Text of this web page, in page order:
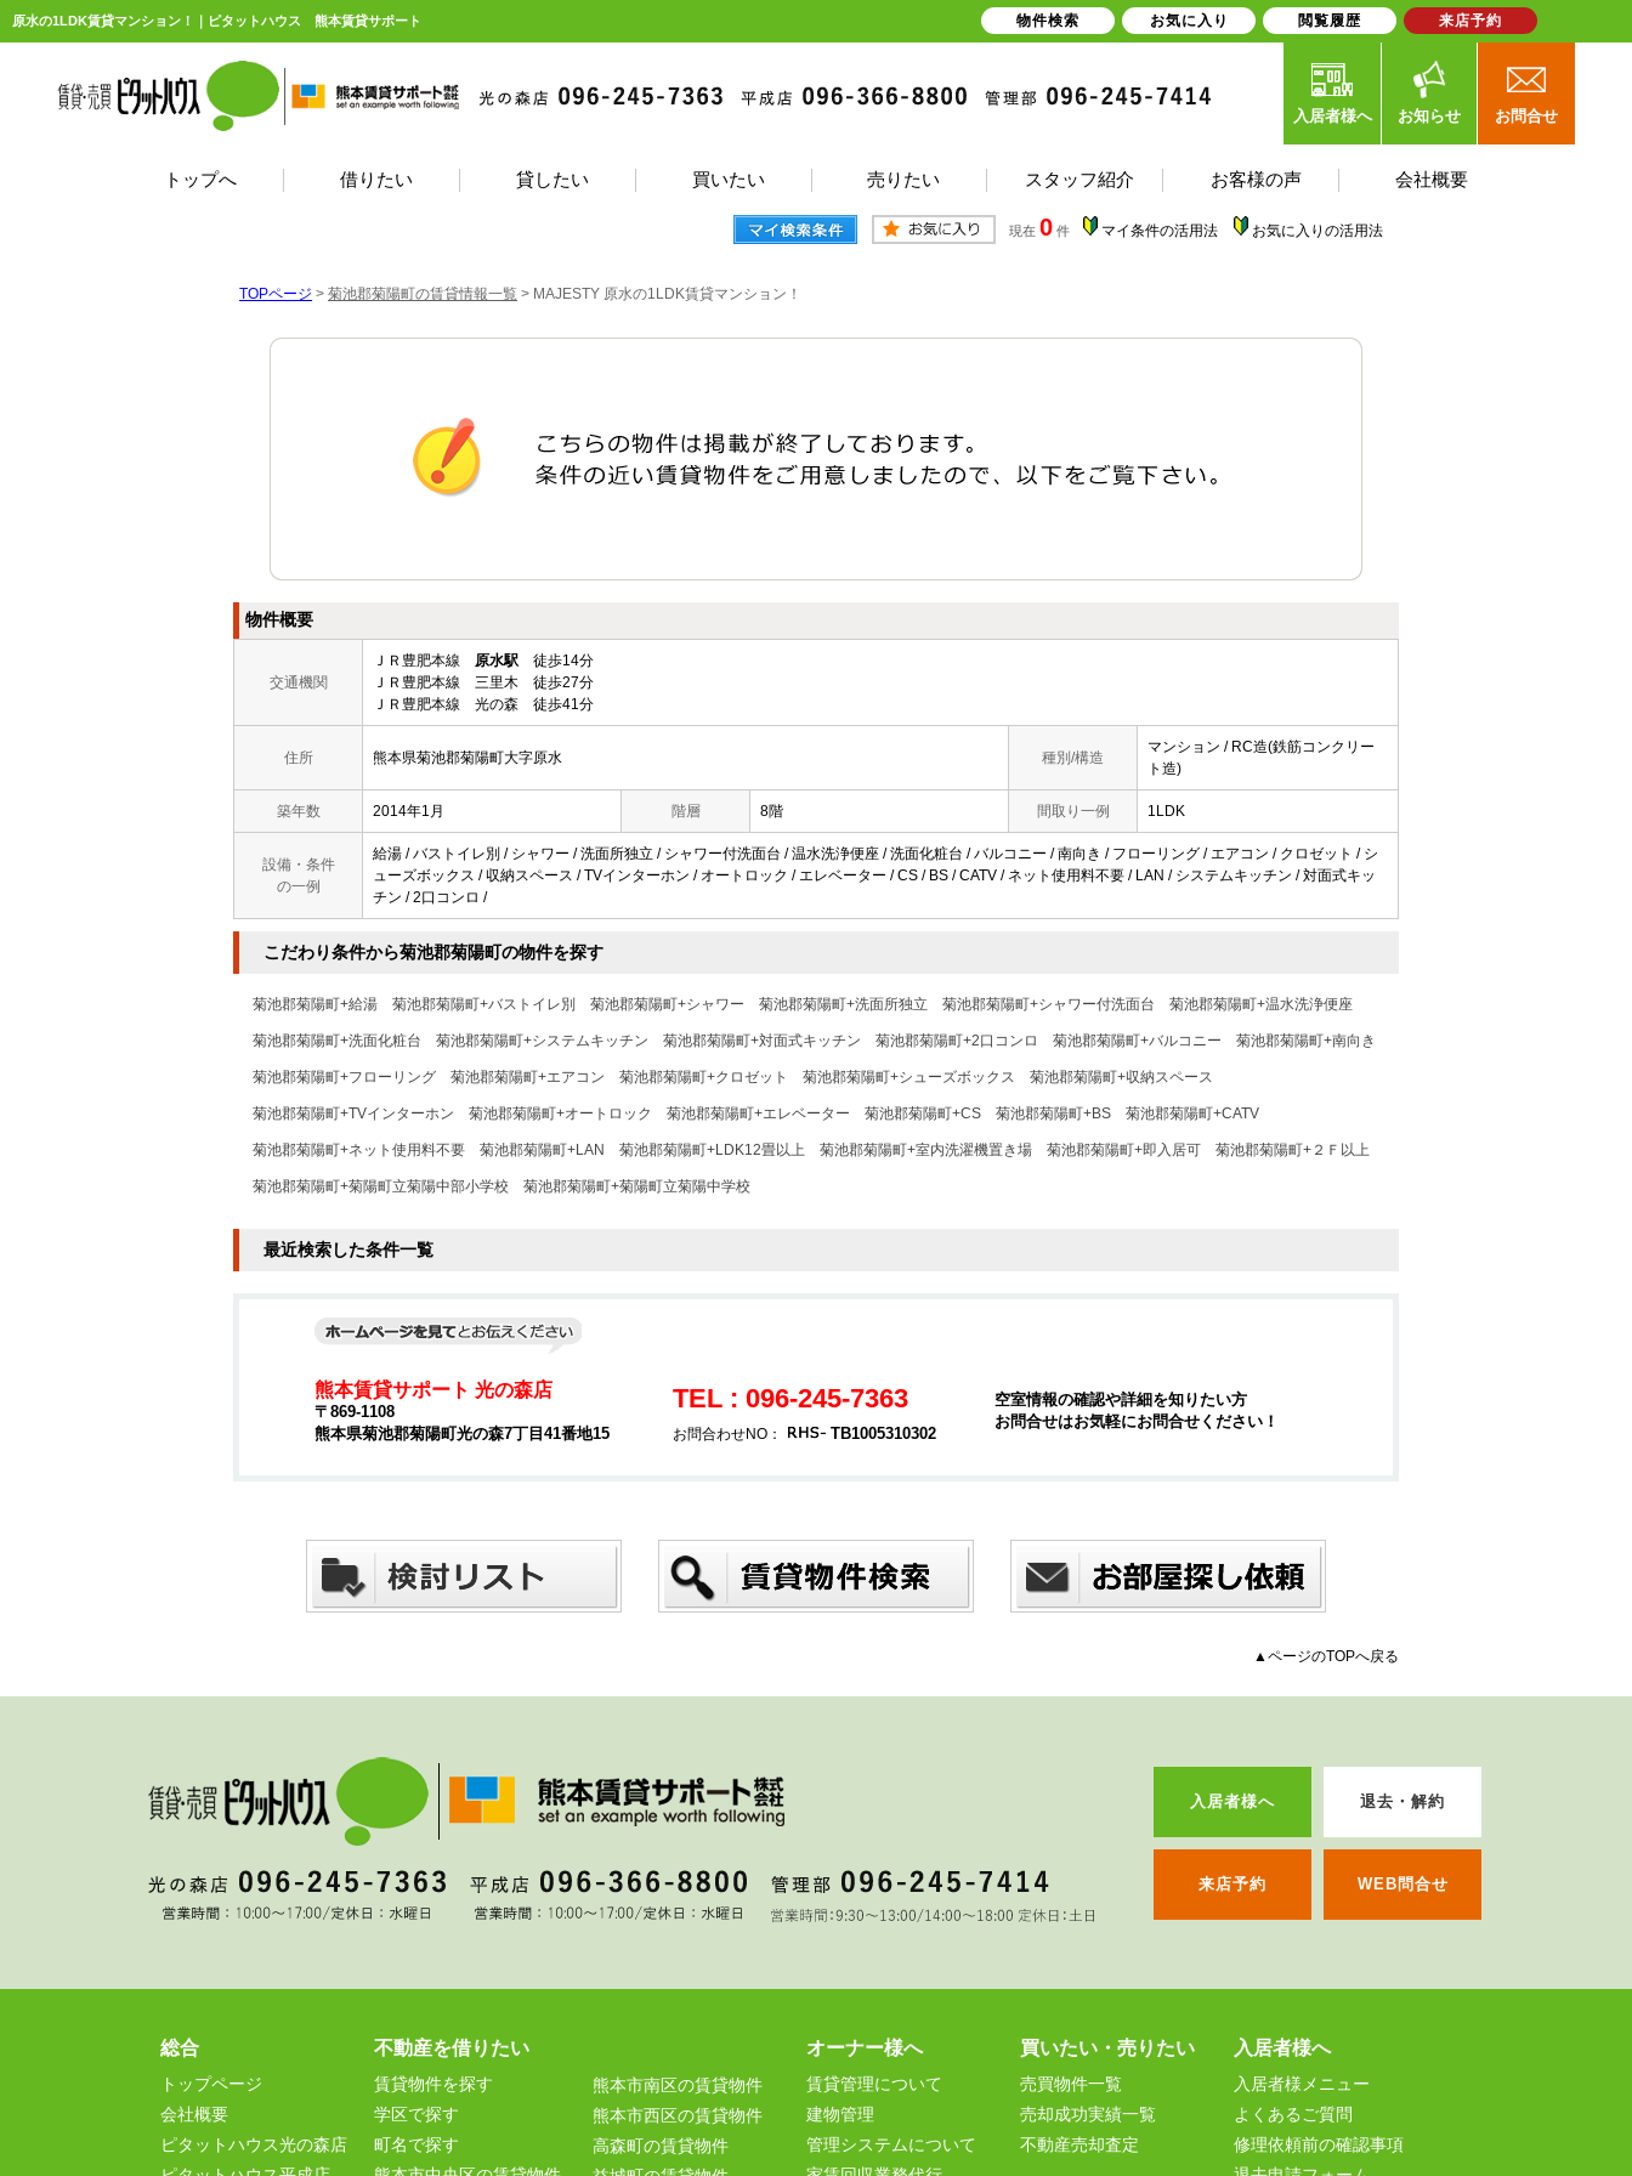
原水の1LDK賃貸マンション！｜ピタットハウス 熊本賃貸サポート
入居者様へ お知らせ お問合せ
トップへ 借りたい 貸したい 買いたい 売りたい スタッフ紹介 お客様の声 会社概要
現在 0 件 マイ条件の活用法 お気に入りの活用法
TOPページ > 菊池郡菊陽町の賃貸情報一覧 > MAJESTY 原水の1LDK賃貸マンション！
物件概要
交通機関
ＪＲ豊肥本線 原水駅 徒歩14分
ＪＲ豊肥本線 三里木 徒歩27分
ＪＲ豊肥本線 光の森 徒歩41分
住所 熊本県菊池郡菊陽町大字原水 種別/構造
マンション / RC造(鉄筋コンクリー
ト造)
築年数 2014年1月 階層 8階 間取り一例 1LDK
設備・条件
の一例
給湯 / バストイレ別 / シャワー / 洗面所独立 / シャワー付洗面台 / 温水洗浄便座 / 洗面化粧台 / バルコニー / 南向き / フローリング / エアコン / クロゼット / シ
ューズボックス / 収納スペース / TVインターホン / オートロック / エレベーター / CS / BS / CATV / ネット使用料不要 / LAN / システムキッチン / 対面式キッ
チン / 2口コンロ /
こだわり条件から菊池郡菊陽町の物件を探す
菊池郡菊陽町+給湯 菊池郡菊陽町+バストイレ別 菊池郡菊陽町+シャワー 菊池郡菊陽町+洗面所独立 菊池郡菊陽町+シャワー付洗面台 菊池郡菊陽町+温水洗浄便座
菊池郡菊陽町+洗面化粧台 菊池郡菊陽町+システムキッチン 菊池郡菊陽町+対面式キッチン 菊池郡菊陽町+2口コンロ 菊池郡菊陽町+バルコニー 菊池郡菊陽町+南向き
菊池郡菊陽町+フローリング 菊池郡菊陽町+エアコン 菊池郡菊陽町+クロゼット 菊池郡菊陽町+シューズボックス 菊池郡菊陽町+収納スペース
菊池郡菊陽町+TVインターホン 菊池郡菊陽町+オートロック 菊池郡菊陽町+エレベーター 菊池郡菊陽町+CS 菊池郡菊陽町+BS 菊池郡菊陽町+CATV
菊池郡菊陽町+ネット使用料不要 菊池郡菊陽町+LAN 菊池郡菊陽町+LDK12畳以上 菊池郡菊陽町+室内洗濯機置き場 菊池郡菊陽町+即入居可 菊池郡菊陽町+２Ｆ以上
菊池郡菊陽町+菊陽町立菊陽中部小学校 菊池郡菊陽町+菊陽町立菊陽中学校
最近検索した条件一覧
熊本賃貸サポート 光の森店
〒869-1108
熊本県菊池郡菊陽町光の森7丁目41番地15
TEL : 096-245-7363
お問合わせNO： TB1005310302
空室情報の確認や詳細を知りたい方
お問合せはお気軽にお問合せください！
▲ページのTOPへ戻る
入居者様へ 退去・解約
来店予約 WEB問合せ
総合
トップページ
会社概要
ピタットハウス光の森店
不動産を借りたい
賃貸物件を探す
学区で探す
町名で探す
熊本市南区の賃貸物件
熊本市西区の賃貸物件
高森町の賃貸物件
オーナー様へ
賃貸管理について
建物管理
管理システムについて
買いたい・売りたい
売買物件一覧
売却成功実績一覧
不動産売却査定
入居者様へ
入居者様メニュー
よくあるご質問
修理依頼前の確認事項
物件検索 お気に入り 閲覧履歴 来店予約